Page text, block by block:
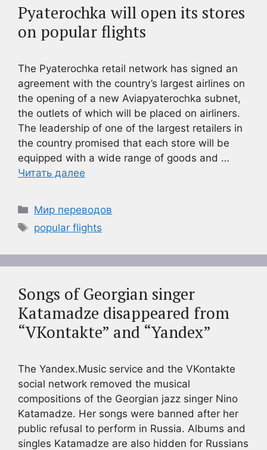
Pyaterochka will open its stores
on popular flights
The Pyaterochka retail network has signed an
agreement with the country’s largest airlines on
the opening of a new Aviapyaterochka subnet,
the outlets of which will be placed on airliners.
The leadership of one of the largest retailers in
the country promised that each store will be
equipped with a wide range of goods and …
Читать далее
Рубрики
Мир переводов
Метки
popular flights
Songs of Georgian singer
Katamadze disappeared from
“VKontakte” and “Yandex”
The Yandex.Music service and the VKontakte
social network removed the musical
compositions of the Georgian jazz singer Nino
Katamadze. Her songs were banned after her
public refusal to perform in Russia. Albums and
singles Katamadze are also hidden for Russians